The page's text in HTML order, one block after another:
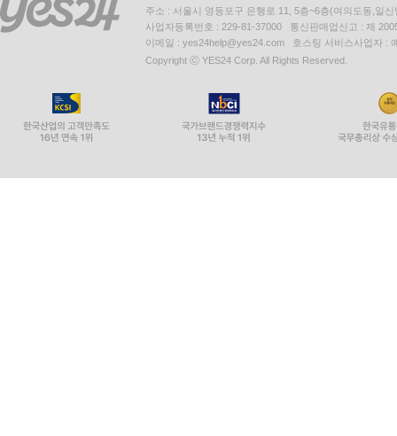
주소 : 서울시 영등포구 은행로 11, 5층~6층(여의도동,일신
사업자등록번호 : 229-81-37000 통신판매업신고 : 제
이메일 : yes24help@yes24.com 호스팅 서비스사업자 :
Copyright ⓒ YES24 Corp. All Rights Reserved.